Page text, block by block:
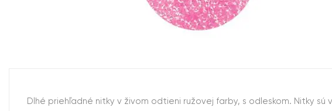
Dlhé priehľadné nitky v živom odtieni ružovej farby, s odleskom. Nitky